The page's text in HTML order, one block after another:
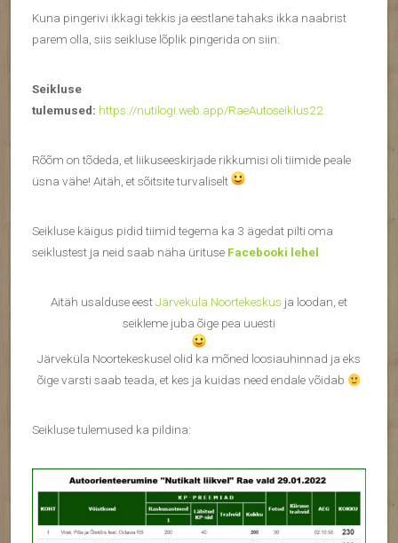
Kuna pingerivi ikkagi tekkis ja eestlane tahaks ikka naabrist
parem olla, siis seikluse lõplik pingerida on siin:
Seikluse
tulemused: https://nutilogi.web.app/RaeAutoseiklus22
Rõõm on tõdeda, et liikuseeskirjade rikkumisi oli tiimide peale
üsna vähe! Aitäh, et sõitsite turvaliselt
Seikluse käigus pidid tiimid tegema ka 3 ägedat pilti oma
seiklustest ja neid saab näha ürituse Facebooki lehel
Aitäh usalduse eestJärveküla Noortekeskus ja loodan, et
seikleme juba õige pea uuesti
Järveküla Noortekeskusel olid ka mõned loosiauhinnad ja eks
õige varsti saab teada, et kes ja kuidas need endale võidab
Seikluse tulemused ka pildina: